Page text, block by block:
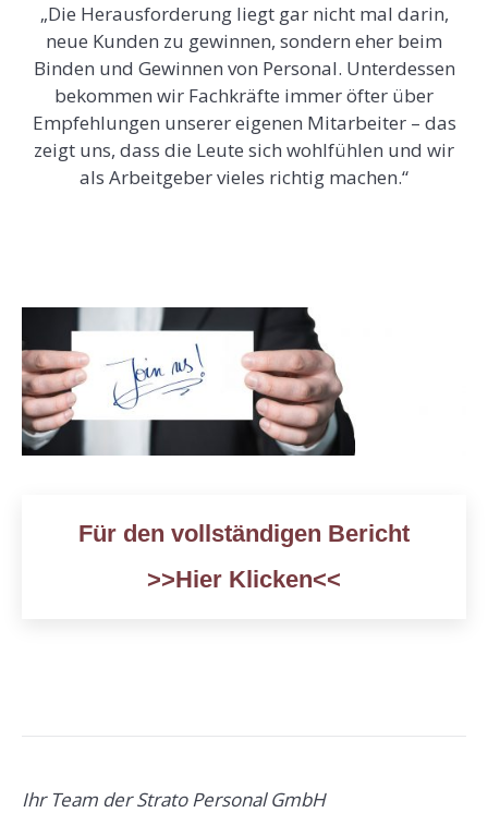
„Die Herausforderung liegt gar nicht mal darin,
neue Kunden zu gewinnen, sondern eher beim
Binden und Gewinnen von Personal. Unterdessen
bekommen wir Fachkräfte immer öfter über
Empfehlungen unserer eigenen Mitarbeiter – das
zeigt uns, dass die Leute sich wohlfühlen und wir
als Arbeitgeber vieles richtig machen.“
Für den vollständigen Bericht
>>Hier Klicken<<
Ihr Team der Strato Personal GmbH